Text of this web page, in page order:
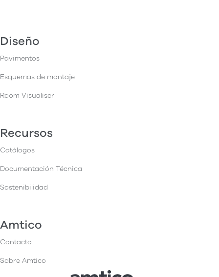
Diseño
Pavimentos
Esquemas de montaje
Room Visualiser
Recursos
Catálogos
Documentación Técnica
Sostenibilidad
Amtico
Contacto
Sobre Amtico